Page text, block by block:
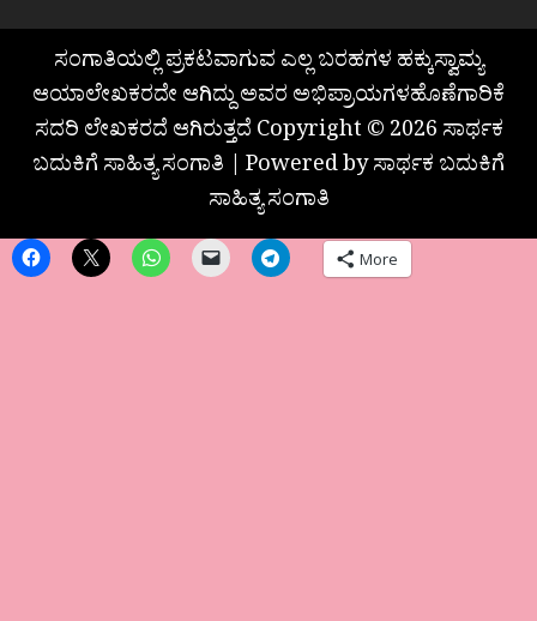
ಸಂಗಾತಿಯಲ್ಲಿ ಪ್ರಕಟವಾಗುವ ಎಲ್ಲ ಬರಹಗಳ ಹಕ್ಕುಸ್ವಾಮ್ಯ
ಆಯಾಲೇಖಕರದೇ ಆಗಿದ್ದು ಅವರ ಅಭಿಪ್ರಾಯಗಳಹೊಣೆಗಾರಿಕೆ
ಸದರಿ ಲೇಖಕರದೆ ಆಗಿರುತ್ತದೆ Copyright © 2026 ಸಾರ್ಥಕ
ಬದುಕಿಗೆ ಸಾಹಿತ್ಯ ಸಂಗಾತಿ | Powered by ಸಾರ್ಥಕ ಬದುಕಿಗೆ
ಸಾಹಿತ್ಯ ಸಂಗಾತಿ
More